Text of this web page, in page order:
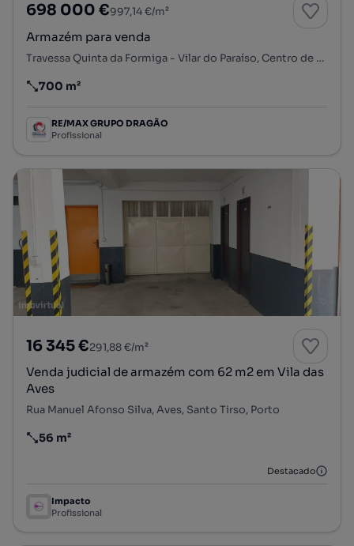
698 000 €997,14 €/m²
Armazém para venda
Travessa Quinta da Formiga - Vilar do Paraíso, Centro de Valadares - Penedo - Valadarinho, Gulpilhares e Valadares, Vila Nova de Gaia, Porto
Preço por metro quadrado
700 m²
RE/MAX GRUPO DRAGÃO
Profissional
16 345 €291,88 €/m²
Venda judicial de armazém com 62 m2 em Vila das
Aves
Rua Manuel Afonso Silva, Aves, Santo Tirso, Porto
Preço por metro quadrado
56 m²
Destacado
Impacto
Profissional